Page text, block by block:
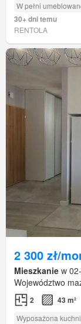
W pełni
30+ dni temu
RENTOLA
2 300 zł/
Mieszkanie w
Województwo
2 43 m²
Wyposażona